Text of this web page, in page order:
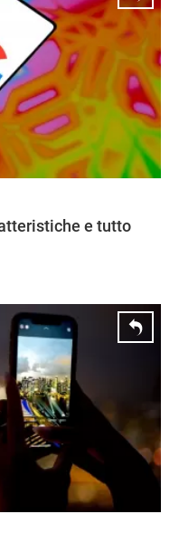
e tutto